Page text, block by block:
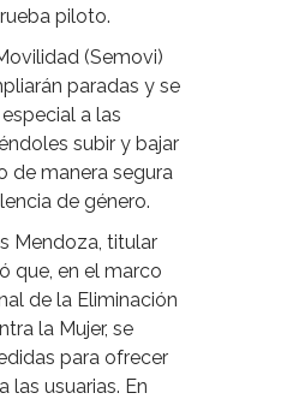
piloto.
(Semovi)
paradas y se
a las
subir y bajar
de manera segura
de género.
Mendoza, titular
que, en el marco
de la Eliminación
la Mujer, se
para ofrecer
las usuarias. En